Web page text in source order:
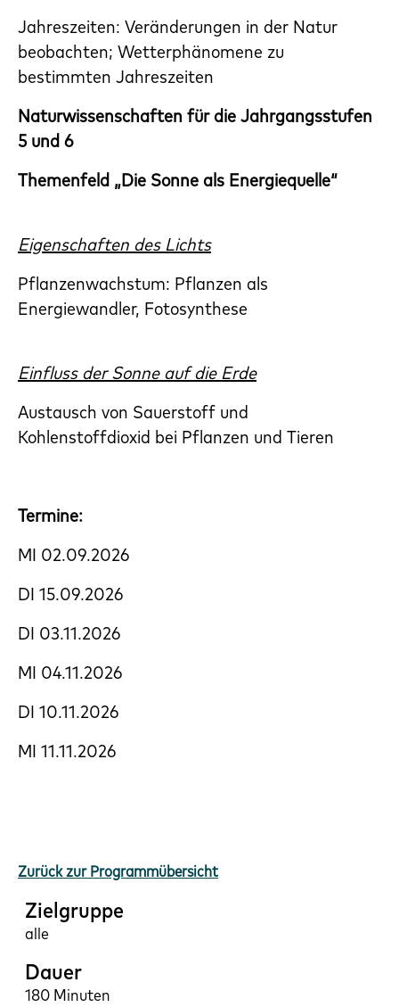
Jahreszeiten: Veränderungen in der Natur
beobachten; Wetterphänomene zu
bestimmten Jahreszeiten
Naturwissenschaften für die Jahrgangsstufen
5 und 6
Themenfeld „Die Sonne als Energiequelle“
Eigenschaften des Lichts
Pflanzenwachstum: Pflanzen als
Energiewandler, Fotosynthese
Einfluss der Sonne auf die Erde
Austausch von Sauerstoff und
Kohlenstoffdioxid bei Pflanzen und Tieren
Termine:
MI 02.09.2026
DI 15.09.2026
DI 03.11.2026
MI 04.11.2026
DI 10.11.2026
MI 11.11.2026
Zurück zur Programmübersicht
Zielgruppe
alle
Dauer
180 Minuten